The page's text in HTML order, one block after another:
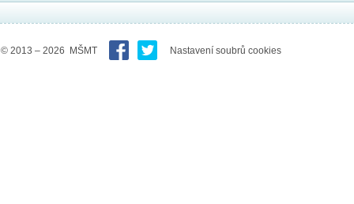
© 2013 – 2026 MŠMT Nastavení soubrů cookies